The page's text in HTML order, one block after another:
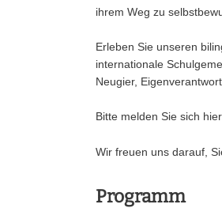
ihrem Weg zu
Erleben Sie unseren
internationale
Neugier,
Bitte melden Sie sich
Wir freuen uns darauf,
Programm